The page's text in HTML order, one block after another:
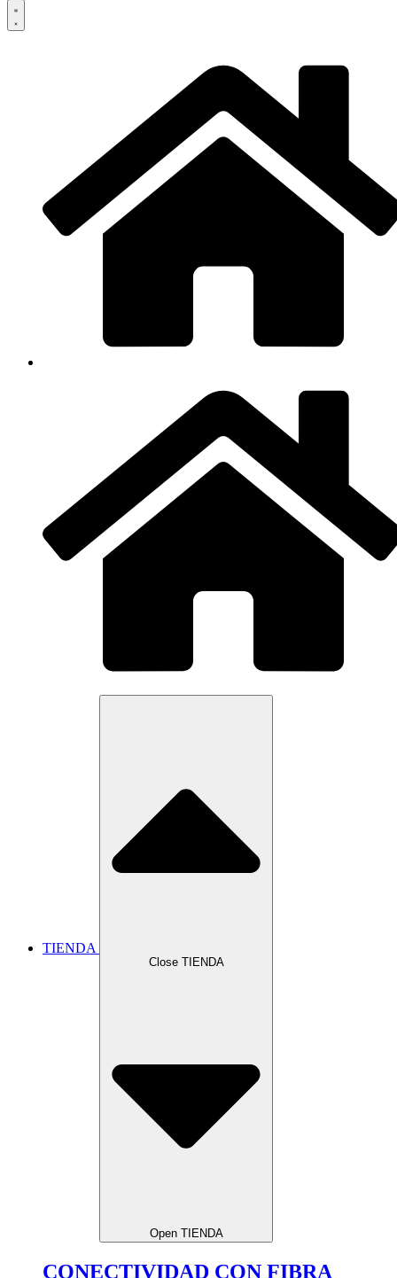
TIENDA
Close TIENDA
Open TIENDA
CONECTIVIDAD CON FIBRA